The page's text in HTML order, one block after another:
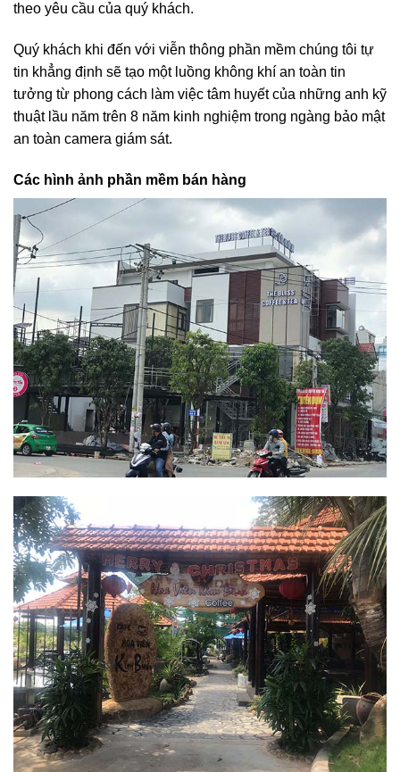
theo yêu cầu của quý khách.
Quý khách khi đến với viễn thông phần mềm chúng tôi tự
tin khẳng định sẽ tạo một luồng không khí an toàn tin
tưởng từ phong cách làm việc tâm huyết của những anh kỹ
thuật lầu năm trên 8 năm kinh nghiệm trong ngàng bảo mật
an toàn camera giám sát.
Các hình ảnh phần mềm bán hàng